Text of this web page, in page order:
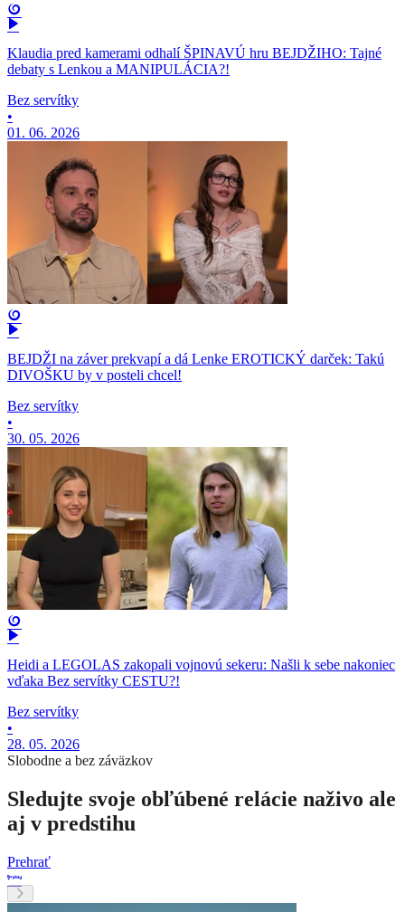
Klaudia pred kamerami odhalí ŠPINAVÚ hru BEJDŽIHO: Tajné
debaty s Lenkou a MANIPULÁCIA?!
Bez servítky
•
01. 06. 2026
BEJDŽI na záver prekvapí a dá Lenke EROTICKÝ darček: Takú
DIVOŠKU by v posteli chcel!
Bez servítky
•
30. 05. 2026
Heidi a LEGOLAS zakopali vojnovú sekeru: Našli k sebe nakoniec
vďaka Bez servítky CESTU?!
Bez servítky
•
28. 05. 2026
Slobodne a bez záväzkov
Sledujte svoje obľúbené relácie naživo ale
aj v predstihu
Prehrať